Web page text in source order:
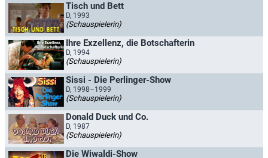
Tisch und Bett
D, 1993
(Schauspielerin)
Ihre Exzellenz, die Botschafterin
D, 1994
(Schauspielerin)
Sissi - Die Perlinger-Show
D, 1998–1999
(Schauspielerin)
Donald Duck und Co.
D, 1987
(Schauspielerin)
Die Wiwaldi-Show